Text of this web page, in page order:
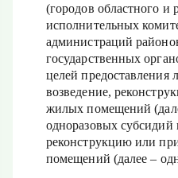
(городов областного и
исполнительных
администраций
государственных
целей предоставления
возведение,
жилых помещений
одноразовых субсидий
реконструкцию или
помещений (далее –